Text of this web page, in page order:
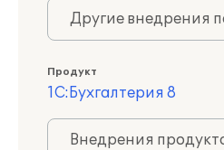
Другие внедрения
Продукт
1С:Бухгалтерия 8
Внедрения